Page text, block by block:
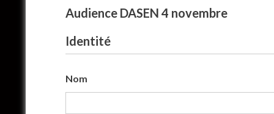
Audience DASEN 4 novembre
Identité
Nom